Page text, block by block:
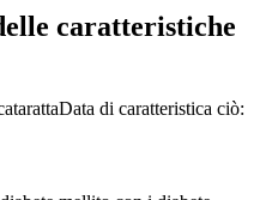
caratteristiche
di caratteristica ciò: